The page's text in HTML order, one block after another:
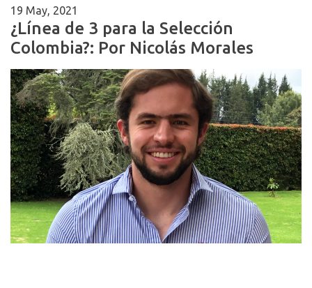
Investigación, Cuentos y Libros
19 May, 2021
¿Línea de 3 para la Selección
Colombia?: Por Nicolás Morales